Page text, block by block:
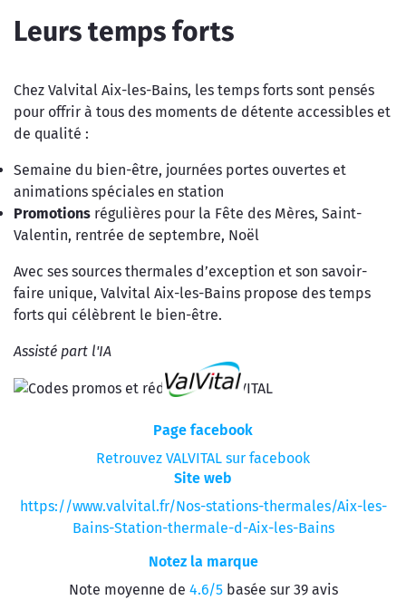
Leurs temps forts
Chez Valvital Aix-les-Bains, les temps forts sont pensés
pour offrir à tous des moments de détente accessibles et
de qualité :
Semaine du bien-être, journées portes ouvertes et
animations spéciales en station
Promotions régulières pour la Fête des Mères, Saint-
Valentin, rentrée de septembre, Noël
Avec ses sources thermales d’exception et son savoir-
faire unique, Valvital Aix-les-Bains propose des temps
forts qui célèbrent le bien-être.
Assisté part l'IA
Page facebook
Retrouvez VALVITAL sur facebook
Site web
https://www.valvital.fr/Nos-stations-thermales/Aix-les-
Bains-Station-thermale-d-Aix-les-Bains
Notez la marque
Note moyenne de 4.6/5basée sur 39 avis